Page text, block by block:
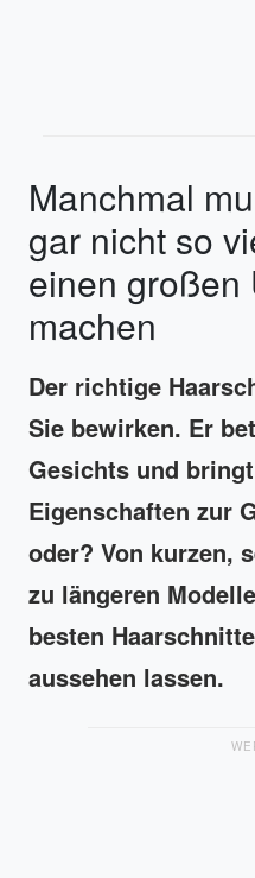
Manchmal
gar nicht so
einen großen
machen
Der richtige
Sie bewirken. Er
Gesichts und
Eigenschaften zur
oder? Von kurzen,
zu längeren
besten
aussehen lassen.